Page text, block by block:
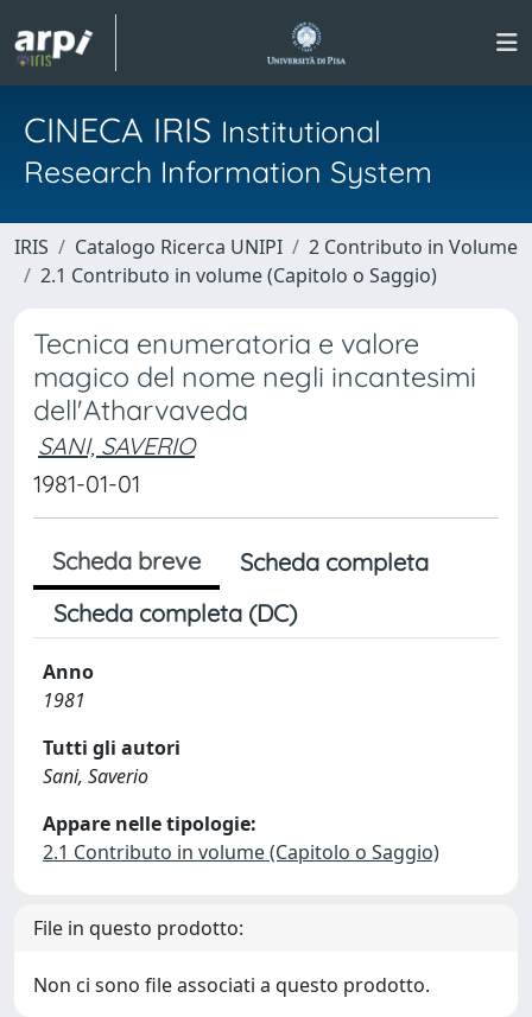
CINECA IRIS Institutional
Research Information System
IRIS Catalogo Ricerca UNIPI
2 Contributo in Volume
2.1 Contributo in volume (Capitolo o Saggio)
Tecnica enumeratoria e valore
magico del nome negli incantesimi
dell'Atharvaveda
SANI, SAVERIO
1981-01-01
Scheda breve
Scheda completa
Scheda completa (DC)
Anno
1981
Tutti gli autori
Sani, Saverio
Appare nelle tipologie:
2.1 Contributo in volume (Capitolo o Saggio)
File in questo prodotto:
Non ci sono file associati a questo prodotto.